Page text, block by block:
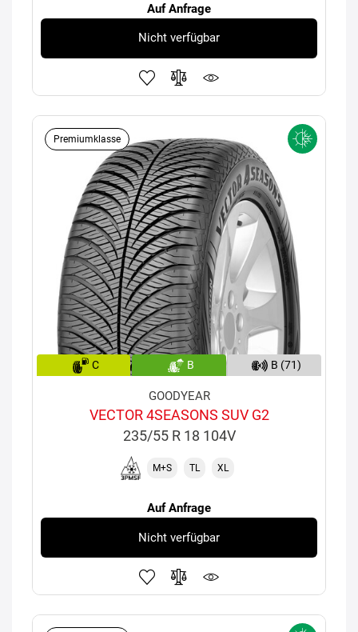
Auf Anfrage
Nicht verfügbar
Premiumklasse
C B B (71)
GOODYEAR
VECTOR 4SEASONS SUV G2
235/55 R 18 104V
M+S TL XL
Auf Anfrage
Nicht verfügbar